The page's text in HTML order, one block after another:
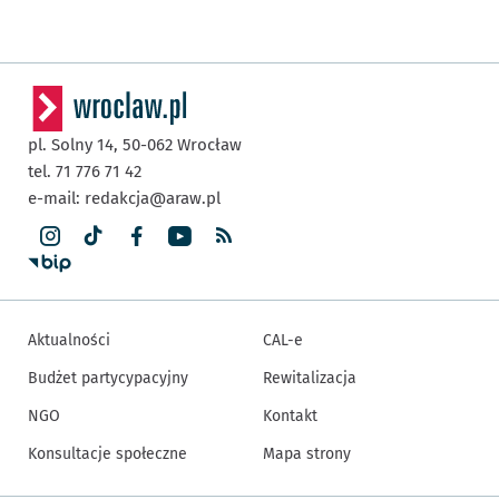
pl. Solny 14, 50-062 Wrocław
tel. 71 776 71 42
e-mail: redakcja@araw.pl
Aktualności
Budżet partycypacyjny
NGO
Konsultacje społeczne
CAL-e
Rewitalizacja
Kontakt
Mapa strony